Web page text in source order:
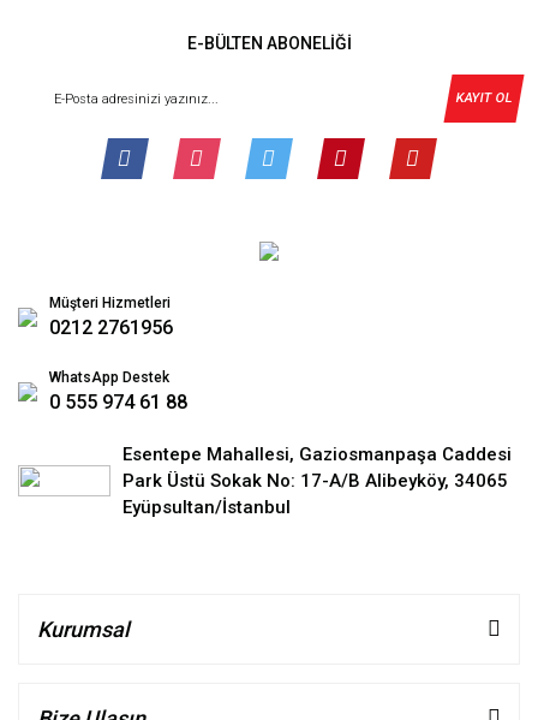
E-BÜLTEN ABONELİĞİ
KAYIT OL
Müşteri Hizmetleri
0212 2761956
WhatsApp Destek
0 555 974 61 88
Esentepe Mahallesi, Gaziosmanpaşa Caddesi
Park Üstü Sokak No: 17-A/B Alibeyköy, 34065
Eyüpsultan/İstanbul
Kurumsal